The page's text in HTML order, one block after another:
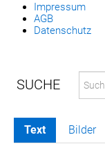
Impressum
AGB
Datenschutz
MELDUNGEN
Text Bilder